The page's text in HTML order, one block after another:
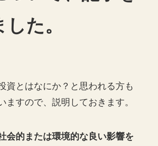
た。
資とはなにか？と思われる方も
ますので、説明しておきます。
会的または環境的な良い影響を